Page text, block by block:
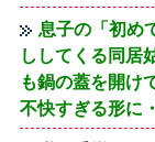
息子の「初め
ししてくる同居
も鍋の蓋を開け
不快すぎる形に